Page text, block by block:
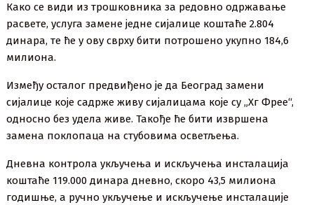
Како се види из трошковника за редовно одржавање
расвете, услуга замене једне сијалице коштаће 2.804
динара, те ће у ову сврху бити потрошено укупно 184,6
милиона.
Између осталог предвиђено је да Београд замени
сијалице које садрже живу сијалицама које су „Хг Фрее“,
односно без удела живе. Такође ће бити извршена
замена поклопаца на стубовима осветљења.
Дневна контрола укључења и искључења инсталација
коштаће 119.000 динара дневно, скоро 43,5 милиона
годишње, а ручно укључење и искључење инсталације